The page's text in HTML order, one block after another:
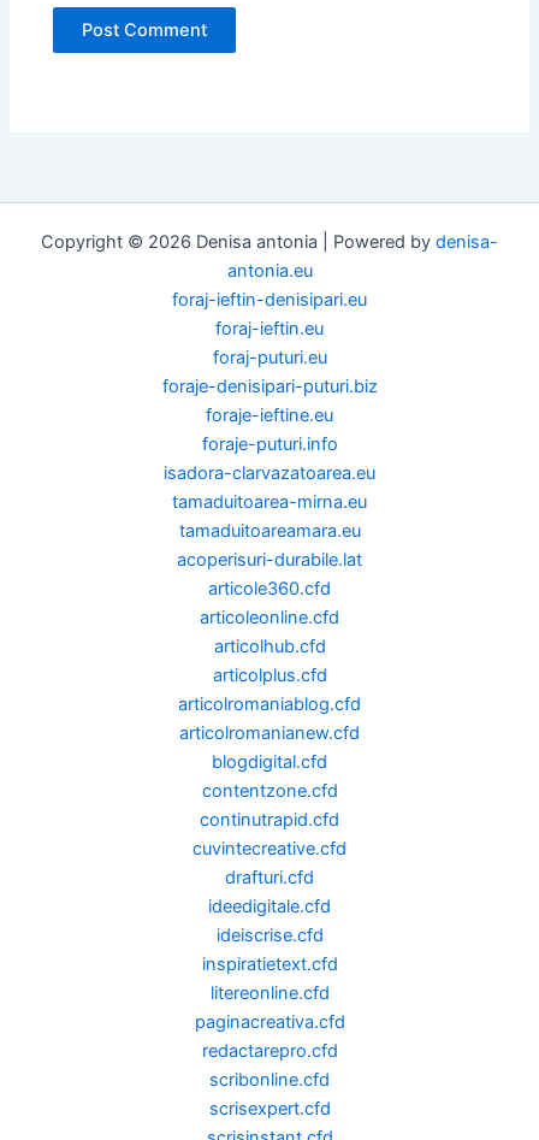
Copyright © 2026 Denisa antonia | Powered by denisa-
antonia.eu
foraj-ieftin-denisipari.eu
foraj-ieftin.eu
foraj-puturi.eu
foraje-denisipari-puturi.biz
foraje-ieftine.eu
foraje-puturi.info
isadora-clarvazatoarea.eu
tamaduitoarea-mirna.eu
tamaduitoareamara.eu
acoperisuri-durabile.lat
articole360.cfd
articoleonline.cfd
articolhub.cfd
articolplus.cfd
articolromaniablog.cfd
articolromanianew.cfd
blogdigital.cfd
contentzone.cfd
continutrapid.cfd
cuvintecreative.cfd
drafturi.cfd
ideedigitale.cfd
ideiscrise.cfd
inspiratietext.cfd
litereonline.cfd
paginacreativa.cfd
redactarepro.cfd
scribonline.cfd
scrisexpert.cfd